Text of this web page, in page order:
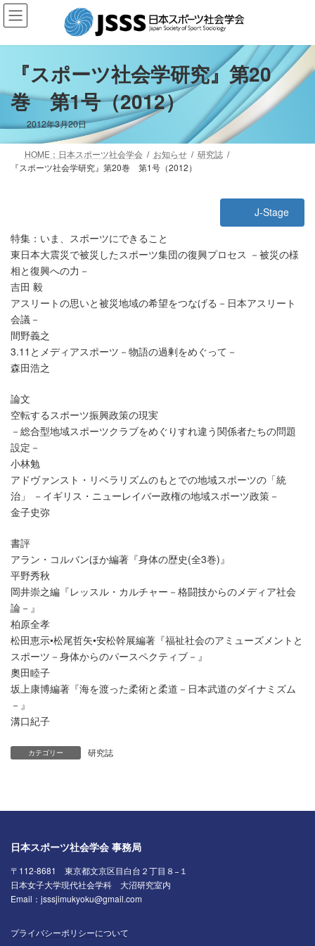
コ
ン
ス
ッ
ナ
ビ
ン
移
『スポーツ社会学研究』第20
巻 第1号（2012）
2012年3月20日
HOME：日本スポーツ社会学会 お知らせ
研究誌
『スポーツ社会学研究』第20巻 第1号（2012）
J-Stage
特集：いま、スポーツにできること
東日本大震災で被災したスポーツ集団の復興プロセス －被災の様
相と復興への力－
吉田 毅
アスリートの思いと被災地域の希望をつなげる－日本アスリート
会議－
間野義之
3.11とメディアスポーツ－物語の過剰をめぐって－
森田浩之
論文
空転するスポーツ振興政策の現実
－総合型地域スポーツクラブをめぐりすれ違う関係者たちの問題
設定－
小林勉
アドヴァンスト・リベラリズムのもとでの地域スポーツの「統
治」 －イギリス・ニューレイバー政権の地域スポーツ政策－
金子史弥
書評
アラン・コルバンほか編著『身体の歴史(全3巻)』
平野秀秋
岡井崇之編『レッスル・カルチャー－格闘技からのメディア社会
論－』
柏原全孝
松田恵示•松尾哲矢•安松幹展編著『福祉社会のアミューズメントと
スポーツ－身体からのパースペクティブ－』
奧田睦子
坂上康博編著『海を渡った柔術と柔道－日本武道のダイナミズム
－』
溝口紀子
カテゴリー 研究誌
日本スポーツ社会学会 事務局
〒112-8681 東京都文京区目白台２丁目８−１
日本女子大学現代社会学科 大沼研究室内
Email：jsssjimukyoku@gmail.com
プライバシーポリシーについて